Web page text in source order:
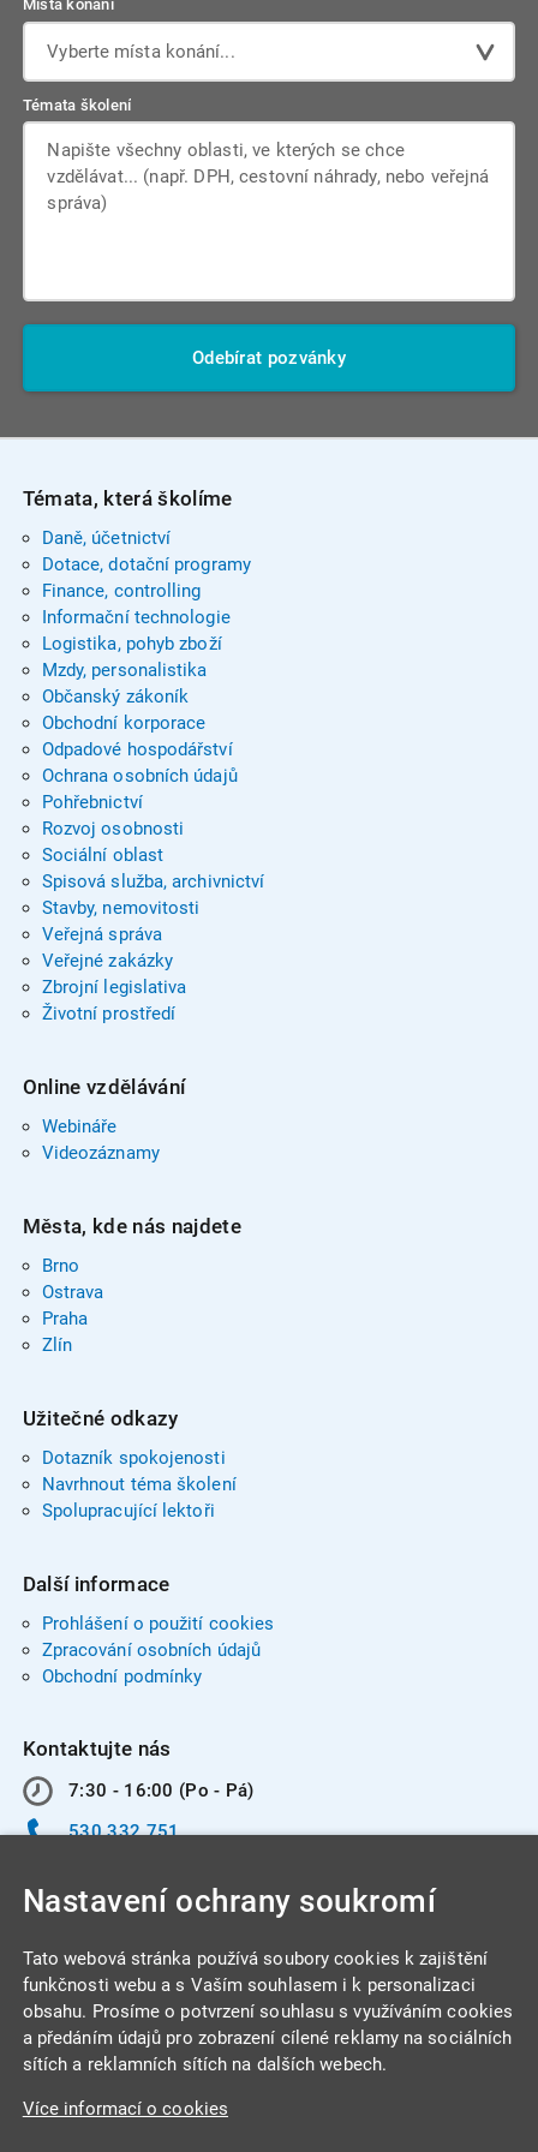
Místa konání
Vyberte místa konání...
Témata školení
Odebírat pozvánky
Témata, která školíme
Daně, účetnictví
Dotace, dotační programy
Finance, controlling
Informační technologie
Logistika, pohyb zboží
Mzdy, personalistika
Občanský zákoník
Obchodní korporace
Odpadové hospodářství
Ochrana osobních údajů
Pohřebnictví
Rozvoj osobnosti
Sociální oblast
Spisová služba, archivnictví
Stavby, nemovitosti
Veřejná správa
Veřejné zakázky
Zbrojní legislativa
Životní prostředí
Online vzdělávání
Webináře
Videozáznamy
Města, kde nás najdete
Brno
Ostrava
Praha
Zlín
Užitečné odkazy
Dotazník spokojenosti
Navrhnout téma školení
Spolupracující lektoři
Další informace
Prohlášení o použití cookies
Zpracování osobních údajů
Obchodní podmínky
Kontaktujte nás
7:30 - 16:00 (Po - Pá)
530 332 751
INTEGRA CENTRUM s.r.o.
Jabloňová 662/7
Nastavení ochrany soukromí
Tato webová stránka používá soubory cookies k zajištění
funkčnosti webu a s Vaším souhlasem i k personalizaci
obsahu. Prosíme o potvrzení souhlasu s využíváním cookies
a předáním údajů pro zobrazení cílené reklamy na sociálních
sítích a reklamních sítích na dalších webech.
Více informací o cookies